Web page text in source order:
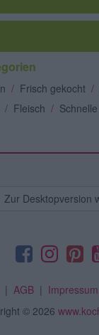
/ Frisch gekocht /
/ Fleisch /
Zur Desktopversion
AGB| Impressum
© 2026